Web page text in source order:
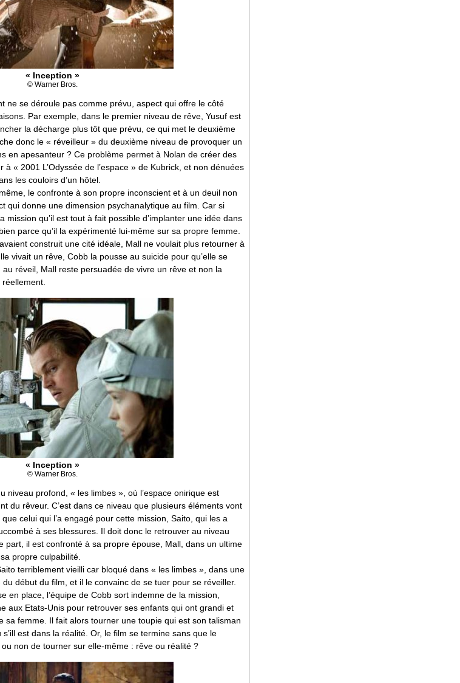
« Inception »
© Warner Bros.
ne se déroule pas comme prévu, aspect qui offre le côté
Par exemple, dans le premier niveau de rêve, Yusuf est
la décharge plus tôt que prévu, ce qui met le deuxième
donc le « réveilleur » du deuxième niveau de provoquer un
en apesanteur ? Ce problème permet à Nolan de créer des
« 2001 L’Odyssée de l’espace » de Kubrick, et non dénuées
les couloirs d’un hôtel.
le confronte à son propre inconscient et à un deuil non
qui donne une dimension psychanalytique au film. Car si
qu’il est tout à fait possible d’implanter une idée dans
parce qu’il la expérimenté lui-même sur sa propre femme.
construit une cité idéale, Mall ne voulait plus retourner à
vivait un rêve, Cobb la pousse au suicide pour qu’elle se
réveil, Mall reste persuadée de vivre un rêve et non la
« Inception »
© Warner Bros.
niveau profond, « les limbes », où l’espace onirique est
du rêveur. C’est dans ce niveau que plusieurs éléments vont
celui qui l’a engagé pour cette mission, Saito, qui les a
à ses blessures. Il doit donc le retrouver au niveau
part, il est confronté à sa propre épouse, Mall, dans un ultime
propre culpabilité.
terriblement vieilli car bloqué dans « les limbes », dans une
début du film, et il le convainc de se tuer pour se réveiller.
en place, l’équipe de Cobb sort indemne de la mission,
aux Etats-Unis pour retrouver ses enfants qui ont grandi et
sa femme. Il fait alors tourner une toupie qui est son talisman
est dans la réalité. Or, le film se termine sans que le
non de tourner sur elle-même : rêve ou réalité ?